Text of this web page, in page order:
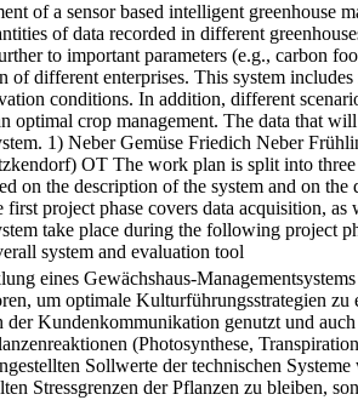
of a sensor based intelligent greenhouse
of data recorded in different
to important parameters (e.g., carbon
of different enterprises. This system
conditions. In addition, different
optimal crop management. The data that
1) Neber Gemüse Friedich Neber
OT The work plan is split into
on the description of the system and on
project phase covers data acquisition,
take place during the following project
system and evaluation tool
eines Gewächshaus-
um optimale Kulturführungsstrategien
Kundenkommunikation genutzt und
(Photosynthese,
Sollwerte der technischen
Stressgrenzen der Pflanzen zu bleiben,